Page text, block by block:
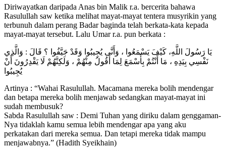
Diriwayatkan daripada Anas bin Malik r.a. bercerita bahawa
Rasulullah saw ketika melihat mayat-mayat tentera musyrikin yang
terbunuh dalam perang Badar baginda telah berkata-kata kepada
mayat-mayat tersebut. Lalu Umar r.a. pun berkata :
يَا رَسُولَ اللَّهِ، كَيْفَ يَسْمَعُوا ، وَأَنَّى يُجِيبُوا وَقَدْ جَيَّفُوا ؟ قَالَ : وَالَّذِي
نَفْسِي بِيَدِهِ ، مَا أَنْتُمْ بِأَسْمَعَ لِمَا أَقُولُ مِنْهُمْ ، وَلَكِنَّهُمْ لَا يَقْدِرُونَ أَنْ
يُجِيبُوا
Artinya : “Wahai Rasulullah. Macamana mereka bolih mendengar
dan betapa mereka bolih menjawab sedangkan mayat-mayat ini
sudah membusuk?
Sabda Rasulullah saw : Demi Tuhan yang diriku dalam genggaman-
Nya tidaklah kamu semua lebih mendengar apa yang aku
perkatakan dari mereka semua. Dan tetapi mereka tidak mampu
menjawabnya.” (Hadith Syeikhain)